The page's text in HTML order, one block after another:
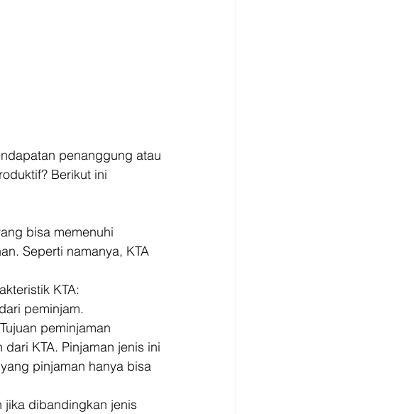
penanggung atau
Berikut ini
bisa memenuhi
Seperti namanya, KTA
KTA:
peminjam.
peminjaman
KTA. Pinjaman jenis ini
pinjaman hanya bisa
jika dibandingkan jenis